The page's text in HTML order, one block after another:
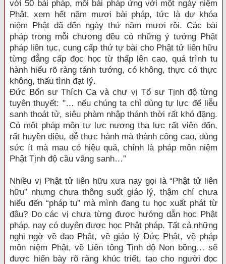
với 50 bài pháp, mỗi bài pháp ứng với một ngày niệm
Phật, xem hết năm mươi bài pháp, tức là dự khóa
niệm Phật đã đến ngày thứ năm mươi rồi. Các bài
pháp trong mỗi chương đều có những ý tưởng Phật
pháp liên tục, cung cấp thứ tự bài cho Phật tử liên hữu
từng đẳng cấp đọc học từ thấp lên cao, quá trình tu
hành hiểu rõ ràng tánh tướng, có không, thực có thực
không, thấu tình đạt lý.
Đức Bổn sư Thích Ca và chư vị Tổ sư Tịnh độ từng
tuyên thuyết: "… nếu chúng ta chỉ dùng tự lực để liễu
sanh thoát tử, siêu phàm nhập thánh thời rất khó đặng.
Có một pháp môn tự lực nương tha lực rất viên đốn,
rất huyền diệu, dễ thực hành mà thành công cao, dùng
sức ít mà mau có hiệu quả, chính là pháp môn niệm
Phật Tịnh độ cầu vãng sanh…”
Nhiều vị Phật tử liên hữu xưa nay gọi là “Phật tử liên
hữu” nhưng chưa thông suốt giáo lý, thậm chí chưa
hiểu đến “pháp tu” mà mình đang tu học xuất phát từ
đâu? Do các vị chưa từng được hướng dẫn học Phật
pháp, nay có duyên được học Phật pháp. Tất cả những
nghi ngờ về đạo Phật, về giáo lý Đức Phật, về pháp
môn niệm Phật, về Liên tông Tịnh độ Non bồng… sẽ
được hiển bày rõ ràng khúc triết, tạo cho người đọc